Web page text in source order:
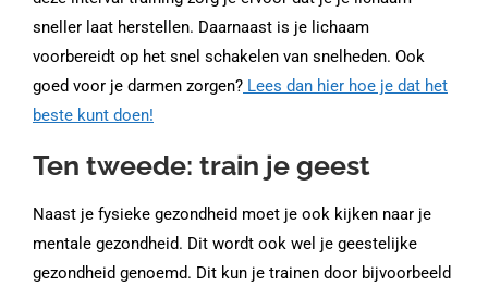
sneller laat herstellen. Daarnaast is je lichaam
voorbereidt op het snel schakelen van snelheden. Ook
goed voor je darmen zorgen? Lees dan hier hoe je dat het
beste kunt doen!
Ten tweede: train je geest
Naast je fysieke gezondheid moet je ook kijken naar je
mentale gezondheid. Dit wordt ook wel je geestelijke
gezondheid genoemd. Dit kun je trainen door bijvoorbeeld